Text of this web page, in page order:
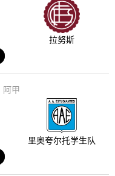
拉努斯
阿甲
里奥夸尔托学生队